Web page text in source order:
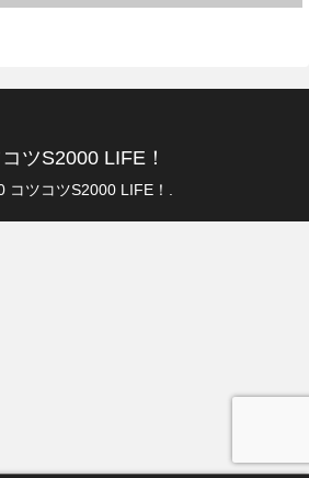
ツS2000 LIFE！
コツコツS2000 LIFE！.